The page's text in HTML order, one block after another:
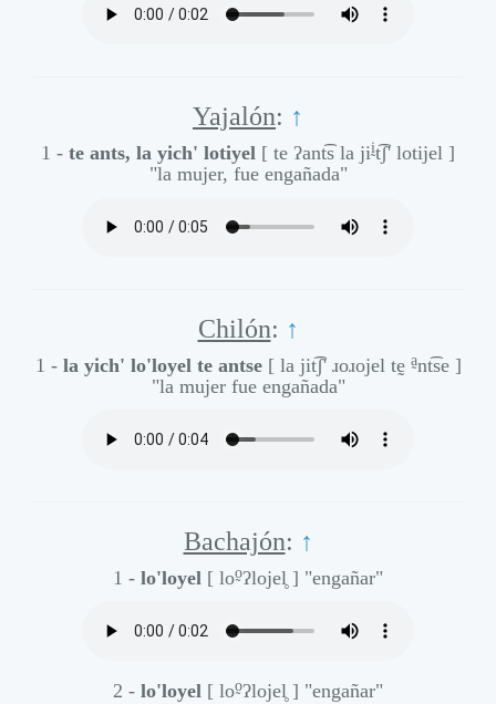
Yajalón: ↑
1 - te ants, la yich' lotiyel [ te ʔant͡s la jiḭt͡ʃ' lotijel ]
"la mujer, fue engañada"
Chilón: ↑
1 - la yich' lo'loyel te antse [ la jit͡ʃ' ɹoɹojel tḛ a̰nt͡se ]
"la mujer fue engañada"
Bachajón: ↑
1 - lo'loyel [ loo̰ʔlojel̥ ] "engañar"
2 - lo'loyel [ loo̰ʔlojel̥ ] "engañar"